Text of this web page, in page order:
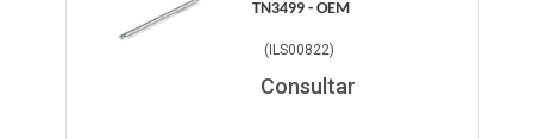
TN3499 - OEM
(ILS00822)
Consultar